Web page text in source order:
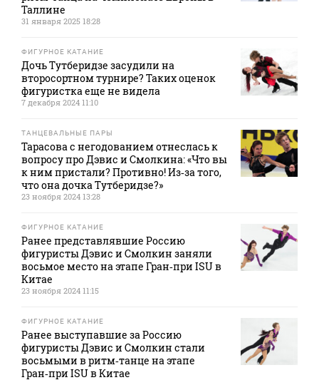
Таллине
31 января 2025 18:28
ФИГУРНОЕ КАТАНИЕ
Дочь Тутберидзе засудили на
второсортном турнире? Таких оценок
фигуристка еще не видела
7 декабря 2024 11:10
ТАНЦЕВАЛЬНЫЕ ПАРЫ
Тарасова с негодованием отнеслась к
вопросу про Дэвис и Смолкина: «Что вы
к ним пристали? Противно! Из‑за того,
что она дочка Тутберидзе?»
23 ноября 2024 13:28
ФИГУРНОЕ КАТАНИЕ
Ранее представлявшие Россию
фигуристы Дэвис и Смолкин заняли
восьмое место на этапе Гран‑при ISU в
Китае
23 ноября 2024 11:15
ФИГУРНОЕ КАТАНИЕ
Ранее выступавшие за Россию
фигуристы Дэвис и Смолкин стали
восьмыми в ритм‑танце на этапе
Гран‑при ISU в Китае